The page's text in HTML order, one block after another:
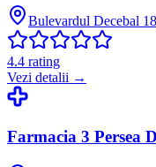
Bulevardul Decebal
4.4 rating
Vezi detalii →
Farmacia 3 Persea